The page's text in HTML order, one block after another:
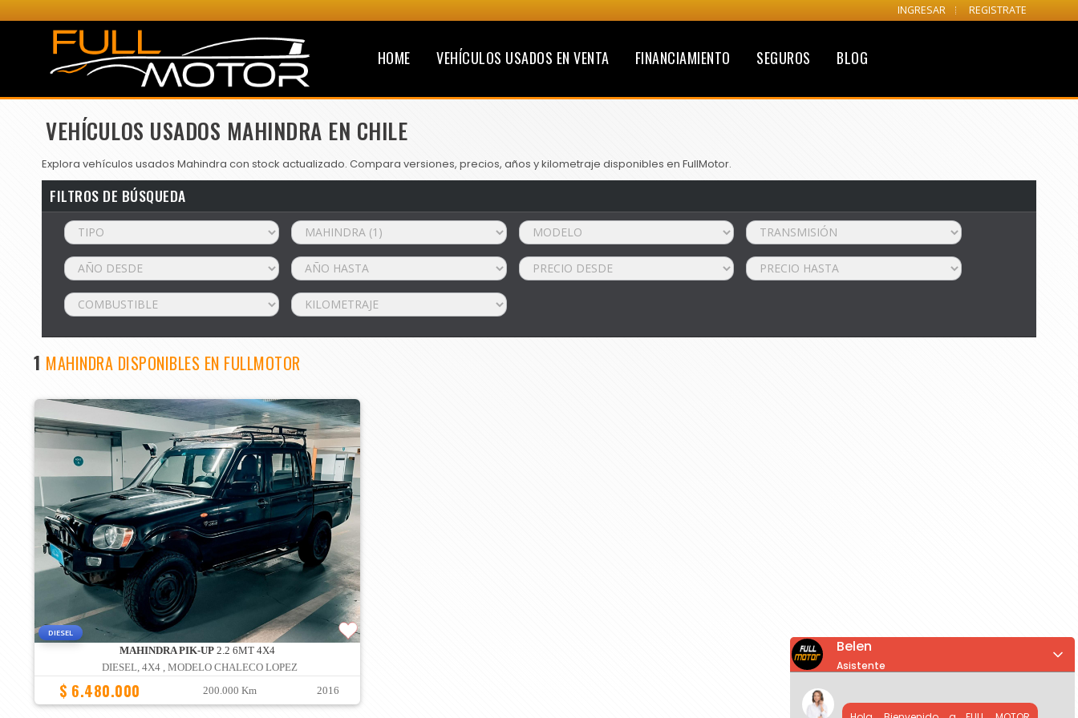
INGRESAR REGISTRATE
HOME VEHÍCULOS USADOS EN VENTA FINANCIAMIENTO SEGUROS BLOG
VEHÍCULOS USADOS MAHINDRA EN CHILE
Explora vehículos usados Mahindra con stock actualizado. Compara versiones, precios, años y kilometraje disponibles en FullMotor.
FILTROS DE BÚSQUEDA
1 MAHINDRA DISPONIBLES EN FULLMOTOR
DIESEL
MAHINDRA PIK-UP 2.2 6MT 4X4
DIESEL, 4X4 , MODELO CHALECO LOPEZ
$ 6.480.000 200.000 Km 2016
Belen
Asistente